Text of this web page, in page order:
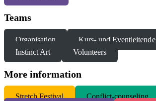
Teams
Organisation
Kurs- und Eventleitende
Instinct Art
Volunteers
More information
Stretch Festival
Conflict-counseling